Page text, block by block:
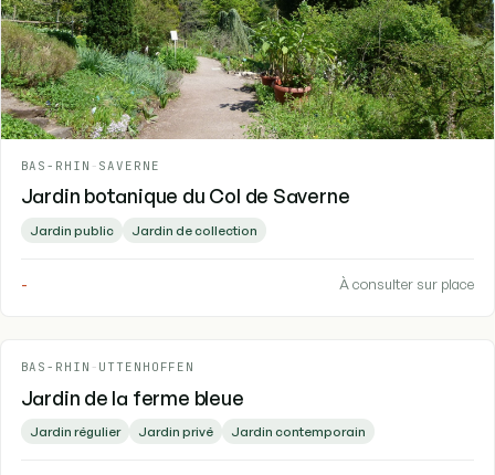
BAS-RHIN - SAVERNE
Jardin botanique du Col de Saverne
Jardin public Jardin de collection
- À consulter sur place
BAS-RHIN - UTTENHOFFEN
Jardin de la ferme bleue
Jardin régulier Jardin privé Jardin contemporain